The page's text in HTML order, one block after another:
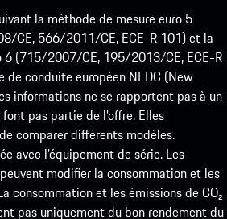
la méthode de mesure euro 5
CE, 566/2011/CE, ECE-R 101) et la
6 (715/2007/CE, 195/2013/CE, ECE-R
de conduite européen NEDC (New
informations ne se rapportent pas à un
pas partie de l’offre. Elles
comparer différents modèles.
avec l’équipement de série. Les
modifier la consommation et les
consommation et les émissions de CO₂
pas uniquement du bon rendement du